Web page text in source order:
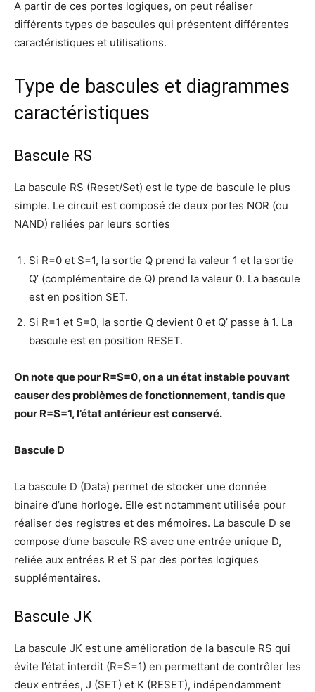
A partir de ces portes logiques, on peut réaliser
différents types de bascules qui présentent différentes
caractéristiques et utilisations.
Type de bascules et diagrammes
caractéristiques
Bascule RS
La bascule RS (Reset/Set) est le type de bascule le plus
simple. Le circuit est composé de deux portes NOR (ou
NAND) reliées par leurs sorties
Si R=0 et S=1, la sortie Q prend la valeur 1 et la sortie
Q’ (complémentaire de Q) prend la valeur 0. La bascule
est en position SET.
Si R=1 et S=0, la sortie Q devient 0 et Q’ passe à 1. La
bascule est en position RESET.
On note que pour R=S=0, on a un état instable pouvant
causer des problèmes de fonctionnement, tandis que
pour R=S=1, l’état antérieur est conservé.
Bascule D
La bascule D (Data) permet de stocker une donnée
binaire d’une horloge. Elle est notamment utilisée pour
réaliser des registres et des mémoires. La bascule D se
compose d’une bascule RS avec une entrée unique D,
reliée aux entrées R et S par des portes logiques
supplémentaires.
Bascule JK
La bascule JK est une amélioration de la bascule RS qui
évite l’état interdit (R=S=1) en permettant de contrôler les
deux entrées, J (SET) et K (RESET), indépendamment